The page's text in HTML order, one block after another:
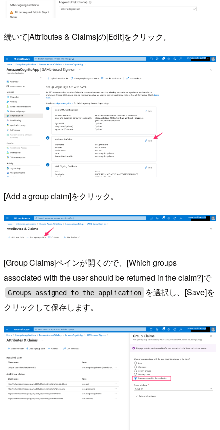
続いて[Attributes & Claims]の[Edit]をクリック。
[Add a group claim]をクリック。
[Group Claims]ペインが開くので、[Which groups
associated with the user should be returned in the claim?]で
Groups assigned to the application
を選択し、[Save]を
クリックして保存します。